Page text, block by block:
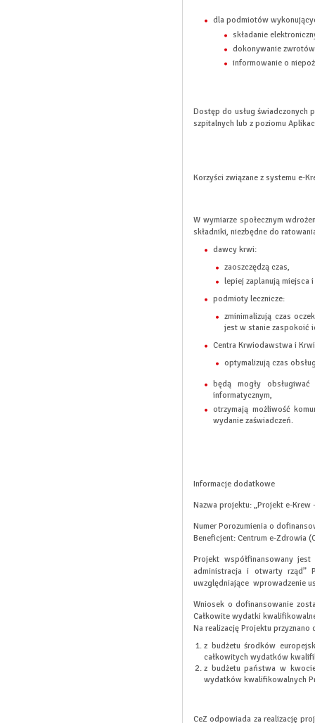
dla podmiotów
składanie
dokonywanie
informowanie o
Dostęp do usług świadczonych
szpitalnych lub z poziomu
Korzyści związane z systemu e-
W wymiarze społecznym
składniki, niezbędne do
dawcy krwi:
zaoszczędzą czas,
lepiej zaplanują miejsca
podmioty lecznicze:
zminimalizują czas
jest w stanie zaspokoić
Centra Krwiodawstwa i
optymalizują czas
będą mogły
informatycznym,
otrzymają możliwość
wydanie zaświadczeń.
Informacje dodatkowe
Nazwa projektu: „Projekt e-Krew
Numer Porozumienia o
Beneficjent: Centrum e-Zdrowia
Projekt współfinansowany
administracja i otwarty rząd”
uwzględniające wprowadzenie
Wniosek o dofinansowanie
Całkowite wydatki
Na realizację Projektu przyznano
z budżetu środków
całkowitych wydatków
z budżetu państwa w
wydatków kwalifikowalnych
CeZ odpowiada za realizację